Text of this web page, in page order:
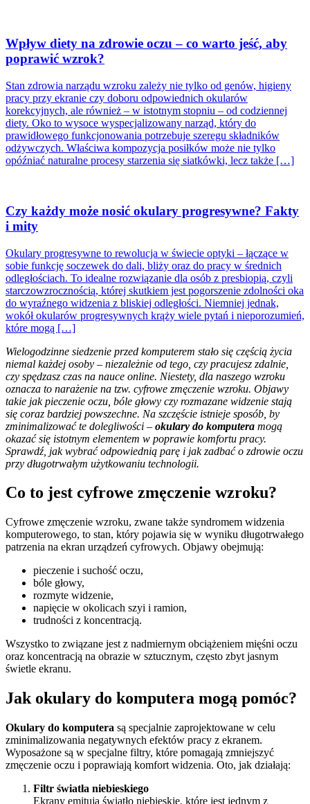
Wpływ diety na zdrowie oczu – co warto jeść, aby
poprawić wzrok?
Stan zdrowia narządu wzroku zależy nie tylko od genów, higieny
pracy przy ekranie czy doboru odpowiednich okularów
korekcyjnych, ale również – w istotnym stopniu – od codziennej
diety. Oko to wysoce wyspecjalizowany narząd, który do
prawidłowego funkcjonowania potrzebuje szeregu składników
odżywczych. Właściwa kompozycja posiłków może nie tylko
opóźniać naturalne procesy starzenia się siatkówki, lecz także […]
Czy każdy może nosić okulary progresywne? Fakty
i mity
Okulary progresywne to rewolucja w świecie optyki – łączące w
sobie funkcję soczewek do dali, bliży oraz do pracy w średnich
odległościach. To idealne rozwiązanie dla osób z presbiopią, czyli
starczowzrocznością, której skutkiem jest pogorszenie zdolności oka
do wyraźnego widzenia z bliskiej odległości. Niemniej jednak,
wokół okularów progresywnych krąży wiele pytań i nieporozumień,
które mogą […]
Wielogodzinne siedzenie przed komputerem stało się częścią życia
niemal każdej osoby – niezależnie od tego, czy pracujesz zdalnie,
czy spędzasz czas na nauce online. Niestety, dla naszego wzroku
oznacza to narażenie na tzw. cyfrowe zmęczenie wzroku. Objawy
takie jak pieczenie oczu, bóle głowy czy rozmazane widzenie stają
się coraz bardziej powszechne. Na szczęście istnieje sposób, by
zminimalizować te dolegliwości – okulary do komputera mogą
okazać się istotnym elementem w poprawie komfortu pracy.
Sprawdź, jak wybrać odpowiednią parę i jak zadbać o zdrowie oczu
przy długotrwałym użytkowaniu technologii.
Co to jest cyfrowe zmęczenie wzroku?
Cyfrowe zmęczenie wzroku, zwane także syndromem widzenia
komputerowego, to stan, który pojawia się w wyniku długotrwałego
patrzenia na ekran urządzeń cyfrowych. Objawy obejmują:
pieczenie i suchość oczu,
bóle głowy,
rozmyte widzenie,
napięcie w okolicach szyi i ramion,
trudności z koncentracją.
Wszystko to związane jest z nadmiernym obciążeniem mięśni oczu
oraz koncentracją na obrazie w sztucznym, często zbyt jasnym
świetle ekranu.
Jak okulary do komputera mogą pomóc?
Okulary do komputera są specjalnie zaprojektowane w celu
zminimalizowania negatywnych efektów pracy z ekranem.
Wyposażone są w specjalne filtry, które pomagają zmniejszyć
zmęczenie oczu i poprawiają komfort widzenia. Oto, jak działają:
Filtr światła niebieskiego
Ekrany emitują światło niebieskie, które jest jednym z